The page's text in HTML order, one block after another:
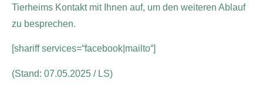
Tierheims Kontakt mit Ihnen auf, um den weiteren Ablauf
zu besprechen.
[shariff services=“facebook|mailto“]
(Stand: 07.05.2025 / LS)